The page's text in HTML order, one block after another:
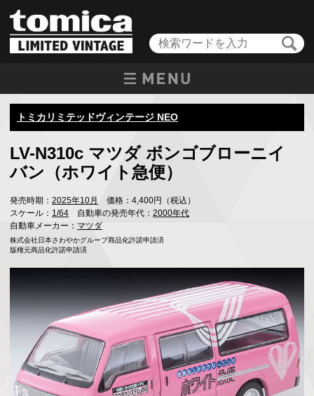
トミカリミテッドヴィンテージ NEO
LV-N310c マツダ ボンゴブローニイ
バン（ホワイト急便）
発売時期： 2025年10月
価格：4,400円（税込）
スケール： 1/64 自動車の発売年代： 2000年代
自動車メーカー： マツダ
株式会社日本さわやかグループ商品化許諾申請済
版権元商品化許諾申請済